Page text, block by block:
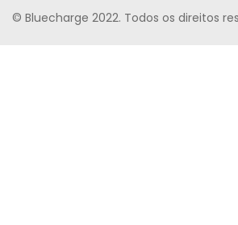
© Bluecharge 2022. Todos os direitos